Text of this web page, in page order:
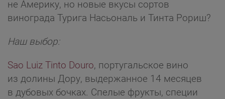
не Америку, но новые вкусы сортов
винограда Турига Насьональ и Тинта Рориш?
Наш выбор:
Sao Luiz Tinto Douro, португальское вино
из долины Дору, выдержанное 14 месяцев
в дубовых бочках. Спелые фрукты, специи